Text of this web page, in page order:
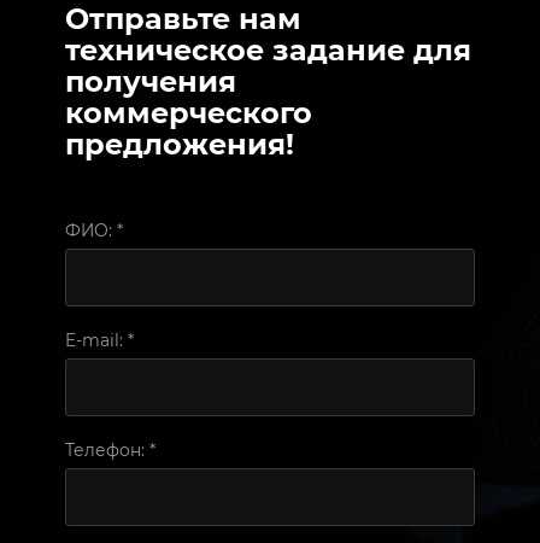
Отправьте нам
техническое задание для
получения
коммерческого
предложения!
ФИО: *
E-mail: *
Телефон: *